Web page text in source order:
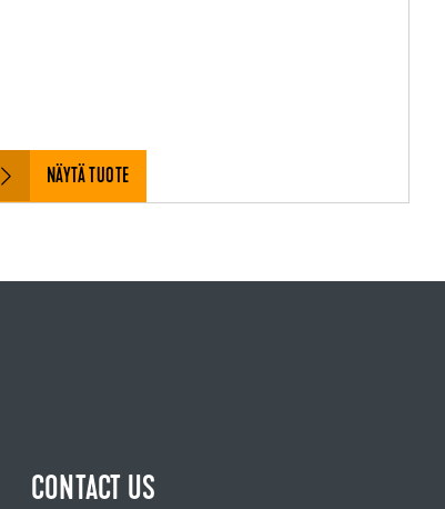
NÄYTÄ TUOTE
CONTACT US